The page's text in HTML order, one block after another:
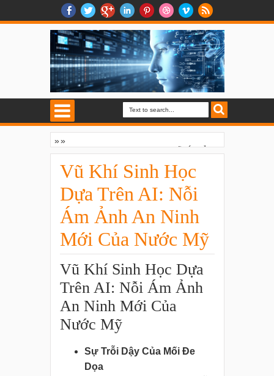
»»
Vũ Khí Sinh Học
Dựa Trên AI: Nỗi
Ám Ảnh An Ninh
Mới Của Nước Mỹ
Vũ Khí Sinh Học Dựa
Trên AI: Nỗi Ám Ảnh
An Ninh Mới Của
Nước Mỹ
Sự Trỗi Dậy Của Mối Đe
Dọa